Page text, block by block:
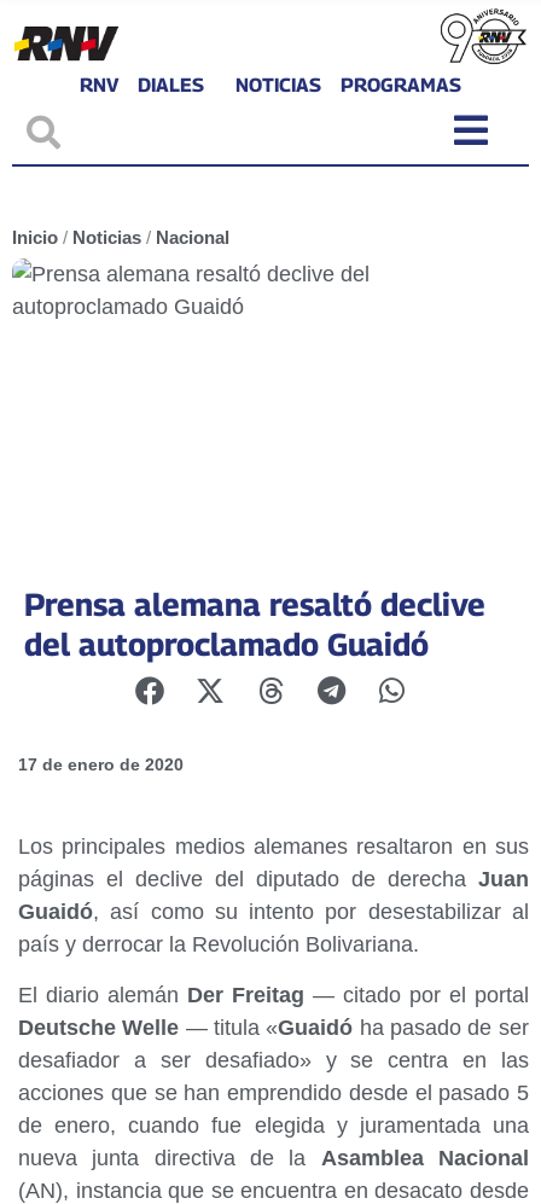
RNV DIALES NOTICIAS PROGRAMAS
Inicio / Noticias / Nacional
Prensa alemana resaltó declive
del autoproclamado Guaidó
17 de enero de 2020
Los principales medios alemanes resaltaron en sus
páginas el declive del diputado de derecha Juan
Guaidó, así como su intento por desestabilizar al
país y derrocar la Revolución Bolivariana.
El diario alemán Der Freitag — citado por el portal
Deutsche Welle — titula «Guaidó ha pasado de ser
desafiador a ser desafiado» y se centra en las
acciones que se han emprendido desde el pasado 5
de enero, cuando fue elegida y juramentada una
nueva junta directiva de la Asamblea Nacional
(AN), instancia que se encuentra en desacato desde